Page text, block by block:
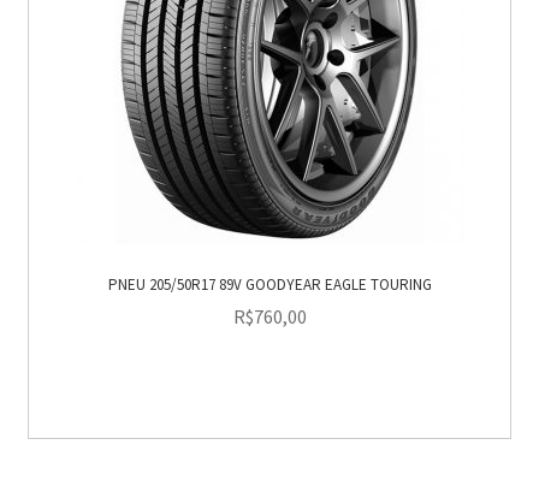
PNEU 205/50R17 89V GOODYEAR EAGLE TOURING
R$760,00